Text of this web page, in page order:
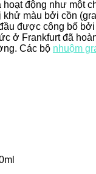
động như một
màu bởi cồn
được công bố
ở Frankfurt đã
Các bộ nhuộm